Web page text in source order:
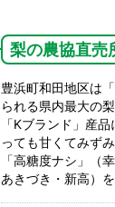
梨の農協直売
豊浜町和田地区は
られる県内最大の
「Kブランド」産
っても甘くてみず
「高糖度ナシ」（
あきづき・新高）を